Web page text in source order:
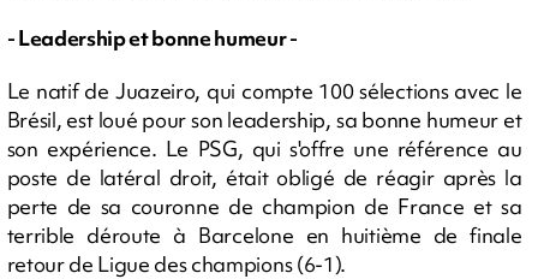
- Leadership et bonne humeur -
Le natif de Juazeiro, qui compte 100 sélections avec le
Brésil, est loué pour son leadership, sa bonne humeur et
son expérience. Le PSG, qui s'offre une référence au
poste de latéral droit, était obligé de réagir après la
perte de sa couronne de champion de France et sa
terrible déroute à Barcelone en huitième de finale
retour de Ligue des champions (6-1).